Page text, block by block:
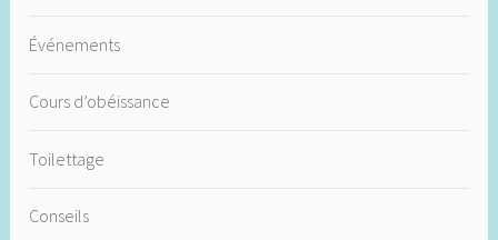
Événements
Cours d’obéissance
Toilettage
Conseils